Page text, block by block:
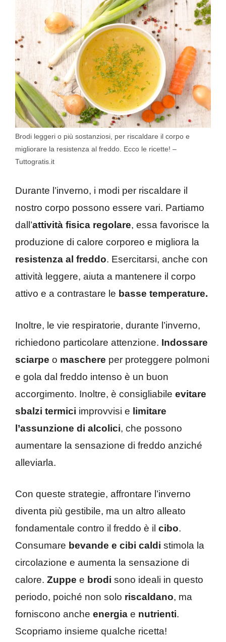
Brodi leggeri o più sostanziosi, per riscaldare il corpo e
migliorare la resistenza al freddo. Ecco le ricette! –
Tuttogratis.it
Durante l’inverno, i modi per riscaldare il
nostro corpo possono essere vari. Partiamo
dall’attività fisica regolare, essa favorisce la
produzione di calore corporeo e migliora la
resistenza al freddo. Esercitarsi, anche con
attività leggere, aiuta a mantenere il corpo
attivo e a contrastare le basse temperature.
Inoltre, le vie respiratorie, durante l’inverno,
richiedono particolare attenzione. Indossare
sciarpe o maschere per proteggere polmoni
e gola dal freddo intenso è un buon
accorgimento. Inoltre, è consigliabile evitare
sbalzi termici improvvisi e limitare
l’assunzione di alcolici, che possono
aumentare la sensazione di freddo anziché
alleviarla.
Con queste strategie, affrontare l’inverno
diventa più gestibile, ma un altro alleato
fondamentale contro il freddo è il cibo.
Consumare bevande e cibi caldi stimola la
circolazione e aumenta la sensazione di
calore. Zuppe e brodi sono ideali in questo
periodo, poiché non solo riscaldano, ma
forniscono anche energia e nutrienti.
Scopriamo insieme qualche ricetta!